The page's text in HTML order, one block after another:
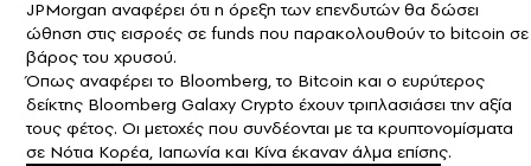
JPMorgan αναφέρει ότι η όρεξη των επενδυτών θα δώσει
ώθηση στις εισροές σε funds που παρακολουθούν το bitcoin σε
βάρος του χρυσού.
Όπως αναφέρει το Bloomberg, το Bitcoin και ο ευρύτερος
δείκτης Bloomberg Galaxy Crypto έχουν τριπλασιάσει την αξία
τους φέτος. Οι μετοχές που συνδέονται με τα κρυπτονομίσματα
σε Νότια Κορέα, Ιαπωνία και Κίνα έκαναν άλμα επίσης.